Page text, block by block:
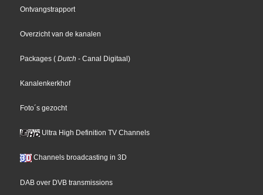
Ontvangstrapport
Overzicht van de kanalen
Packages ( Dutch - Canal Digitaal)
Kanalenkerkhof
Foto´s gezocht
Ultra High Definition TV Channels
Channels broadcasting in 3D
DAB over DVB transmissions